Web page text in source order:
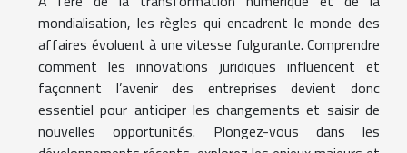
mondialisation, les règles qui encadrent le monde des
affaires évoluent à une vitesse fulgurante. Comprendre
comment les innovations juridiques influencent et
façonnent l’avenir des entreprises devient donc
essentiel pour anticiper les changements et saisir de
nouvelles opportunités. Plongez-vous dans les